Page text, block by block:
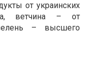
от украинских
ветчина – от
– высшего